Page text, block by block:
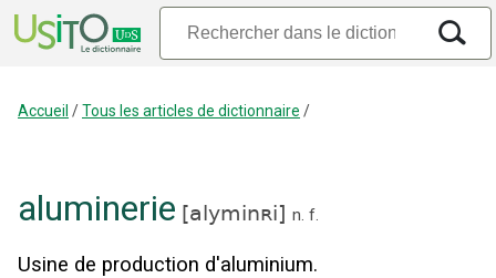
Accueil /Tous les articles de dictionnaire /
aluminerie [alyminʀi] n. f.
Usine de production d'aluminium.